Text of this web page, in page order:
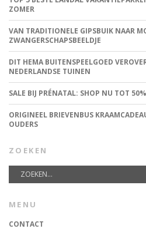
ZOMER
VAN TRADITIONELE GIPSBUIK NAAR
ZWANGERSCHAPSBEELDJE
DIT HEMA BUITENSPEELGOED
NEDERLANDSE TUINEN
SALE BIJ PRÉNATAL: SHOP NU TOT
ORIGINEEL BRIEVENBUS
OUDERS
ZOEKEN
MENU
CONTACT